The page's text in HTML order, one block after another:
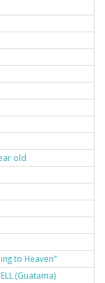
old
to Heaven"
(Guatama)